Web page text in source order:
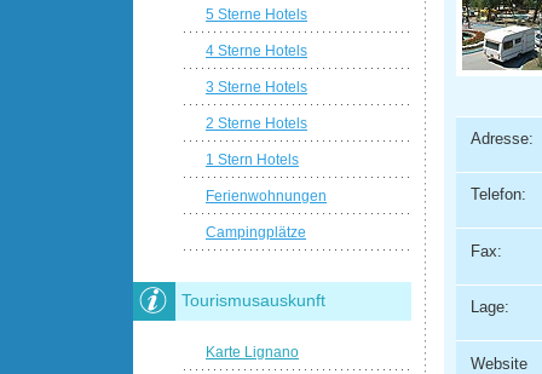
Adresse:
Telefon:
Fax:
Lage:
Website
5 Sterne Hotels
4 Sterne Hotels
3 Sterne Hotels
2 Sterne Hotels
1 Stern Hotels
Ferienwohnungen
Campingplätze
Tourismusauskunft
Karte Lignano